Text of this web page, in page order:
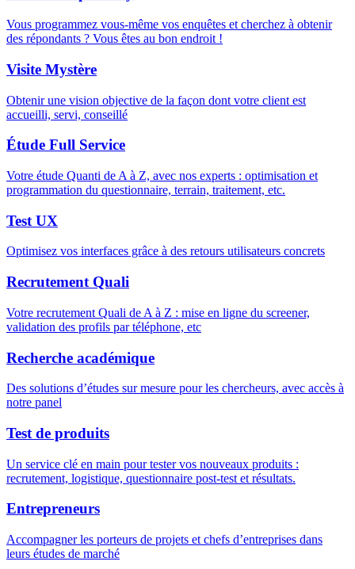
Vous programmez vous-même vos enquêtes et cherchez à obtenir
des répondants ? Vous êtes au bon endroit !
Visite Mystère
Obtenir une vision objective de la façon dont votre client est
accueilli, servi, conseillé
Étude Full Service
Votre étude Quanti de A à Z, avec nos experts : optimisation et
programmation du questionnaire, terrain, traitement, etc.
Test UX
Optimisez vos interfaces grâce à des retours utilisateurs concrets
Recrutement Quali
Votre recrutement Quali de A à Z : mise en ligne du screener,
validation des profils par téléphone, etc
Recherche académique
Des solutions d’études sur mesure pour les chercheurs, avec accès à
notre panel
Test de produits
Un service clé en main pour tester vos nouveaux produits :
recrutement, logistique, questionnaire post-test et résultats.
Entrepreneurs
Accompagner les porteurs de projets et chefs d’entreprises dans
leurs études de marché